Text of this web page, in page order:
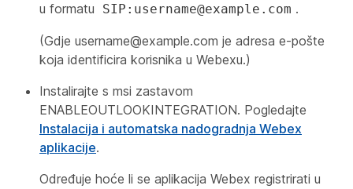
u formatu
SIP:username@example.com .
(Gdje username@example.com je adresa e-pošte
koja identificira korisnika u Webexu.)
Instalirajte s msi zastavom
ENABLЕОUTLOOKINTEGRATION. Pogledajte
Instalacija i automatska nadogradnja Webex
aplikacije.
Određuje hoće li se aplikacija Webex registrirati u